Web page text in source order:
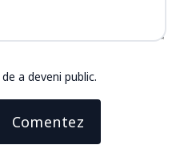
a deveni public.
Comentez